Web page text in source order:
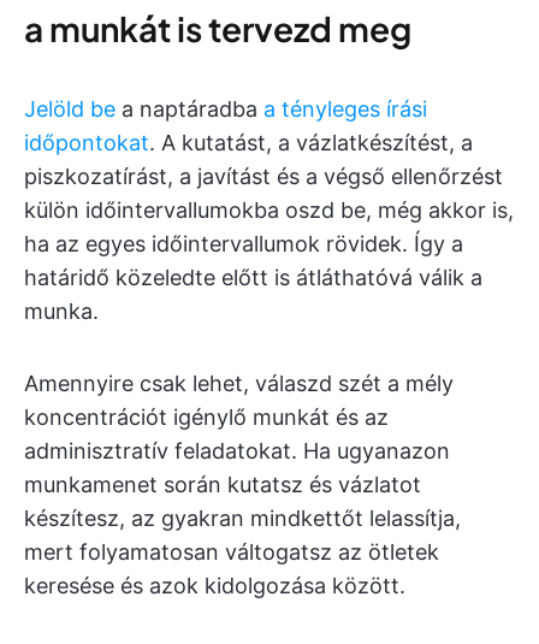
a munkát is tervezd meg
Jelöld be a naptáradba a tényleges írási
időpontokat. A kutatást, a vázlatkészítést, a
piszkozatírást, a javítást és a végső ellenőrzést
külön időintervallumokba oszd be, még akkor is,
ha az egyes időintervallumok rövidek. Így a
határidő közeledte előtt is átláthatóvá válik a
munka.
Amennyire csak lehet, válaszd szét a mély
koncentrációt igénylő munkát és az
adminisztratív feladatokat. Ha ugyanazon
munkamenet során kutatsz és vázlatot
készítesz, az gyakran mindkettőt lelassítja,
mert folyamatosan váltogatsz az ötletek
keresése és azok kidolgozása között.